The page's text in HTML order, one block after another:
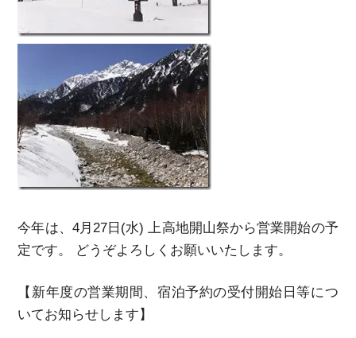
今年は、4月27日(水) 上高地開山祭から営業開始の予
定です。 どうぞよろしくお願いいたします。
【新年度の営業期間、宿泊予約の受付開始日等につ
いてお知らせします】